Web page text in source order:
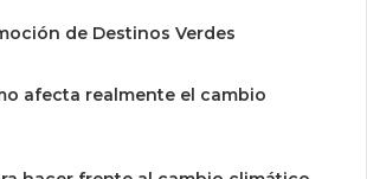
de Destinos Verdes
afecta realmente el cambio